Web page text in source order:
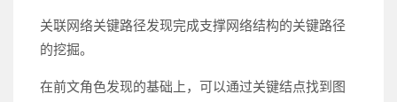
关联网络关键路径发现完成支撑网络结构的关键路径
的挖掘。
在前文角色发现的基础上，可以通过关键结点找到图